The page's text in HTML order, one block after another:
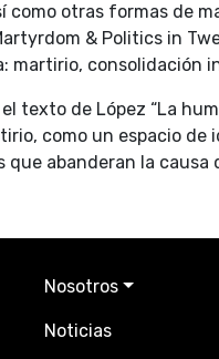
otras formas de
& Politics in
martirio, consolidación
texto de López “La
como un espacio
abanderan la causa
Nosotros
Noticias